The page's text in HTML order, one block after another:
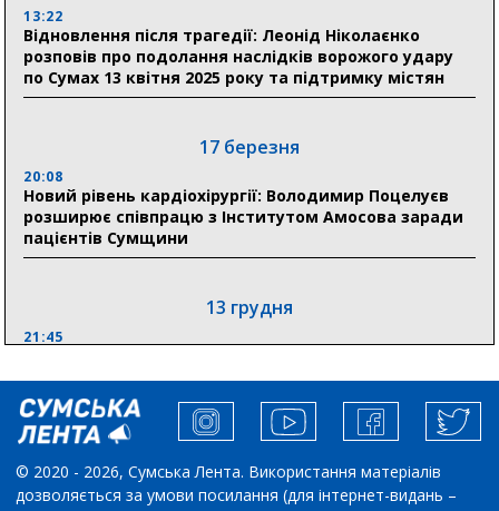
18:33
Олексій Романько долучився до обговорення Плану
стійкості Сумщини з Прем’єр-міністром
Місто посилює міжнародну співпрацю: Суми
отримали 12 потужних станцій для Пунктів обігріву
13:22
Відновлення після трагедії: Леонід Ніколаєнко
розповів про подолання наслідків ворожого удару
по Сумах 13 квітня 2025 року та підтримку містян
17 березня
20:08
Новий рівень кардіохірургії: Володимир Поцелуєв
розширює співпрацю з Інститутом Амосова заради
пацієнтів Сумщини
13 грудня
21:45
збільшити завантаження стратегічних українських
виробників”, – нардеп Максим Гузенко
04 листопада
10:02
© 2020 - 2026, Сумська Лента. Використання матеріалів
дозволяється за умови посилання (для інтернет-видань –